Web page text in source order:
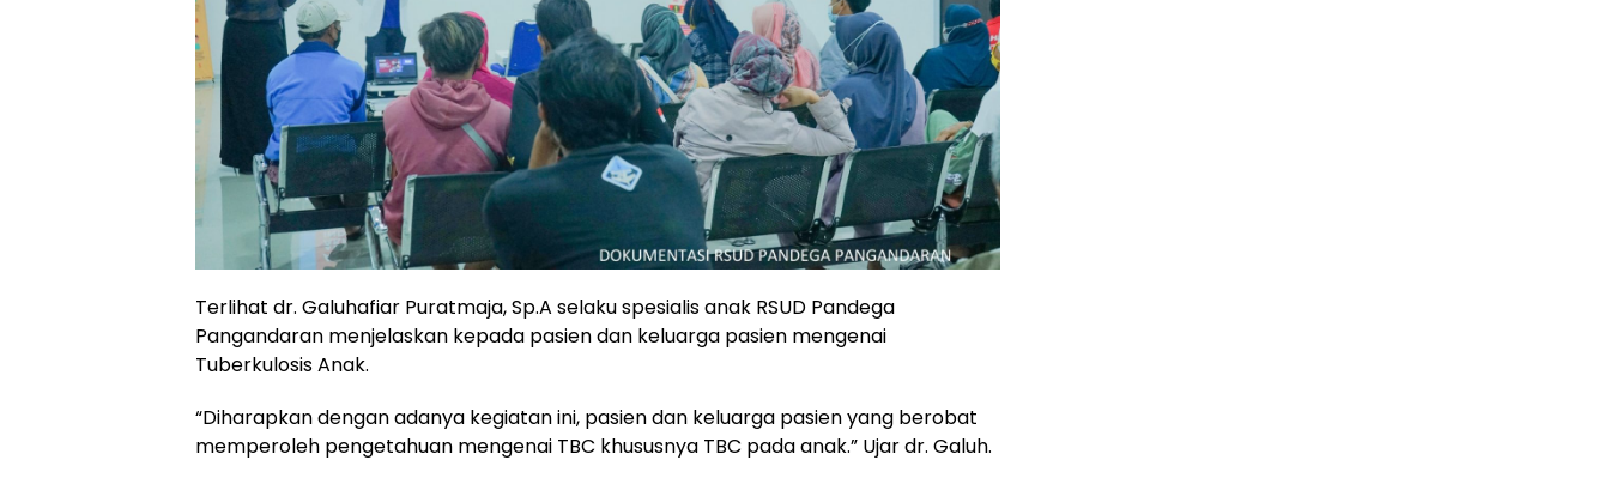
Terlihat dr. Galuhafiar Puratmaja, Sp.A selaku spesialis anak RSUD Pandega
Pangandaran menjelaskan kepada pasien dan keluarga pasien mengenai
Tuberkulosis Anak.
“Diharapkan dengan adanya kegiatan ini, pasien dan keluarga pasien yang berobat
memperoleh pengetahuan mengenai TBC khususnya TBC pada anak.” Ujar dr. Galuh.